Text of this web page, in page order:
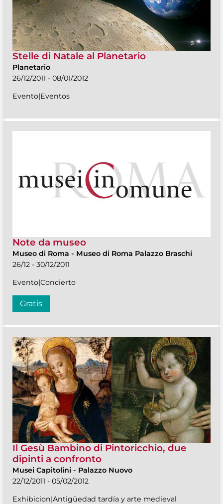
Stelle di Natale al Planetario
Planetario
26/12/2011 - 08/01/2012
Evento|Eventos
Note da museo
Museo di Roma - Museo di Roma Palazzo Braschi
26/12 - 30/12/2011
Evento|Concierto
Gratis
Il Gesù Bambino di Pintoricchio, due
dipinti a confronto
Musei Capitolini - Palazzo Nuovo
22/12/2011 - 05/02/2012
Exhibicion|Antigüedad tardía y arte medieval